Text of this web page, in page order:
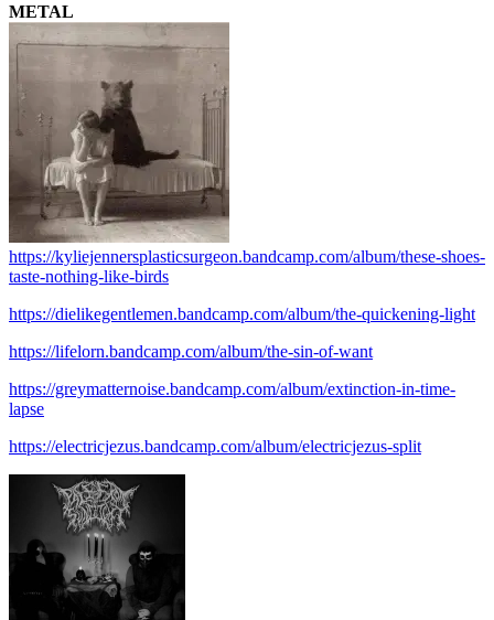
METAL
https://kyliejennersplasticsurgeon.bandcamp.com/album/these-shoes-
taste-nothing-like-birds
https://dielikegentlemen.bandcamp.com/album/the-quickening-light
https://lifelorn.bandcamp.com/album/the-sin-of-want
https://greymatternoise.bandcamp.com/album/extinction-in-time-
lapse
https://electricjezus.bandcamp.com/album/electricjezus-split